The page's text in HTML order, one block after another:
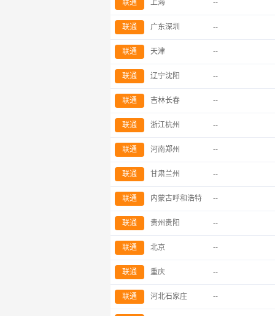
联通 上海 --
联通 广东深圳 --
联通 天津 --
联通 辽宁沈阳 --
联通 吉林长春 --
联通 浙江杭州 --
联通 河南郑州 --
联通 甘肃兰州 --
联通 内蒙古呼和浩特 --
联通 贵州贵阳 --
联通 北京 --
联通 重庆 --
联通 河北石家庄 --